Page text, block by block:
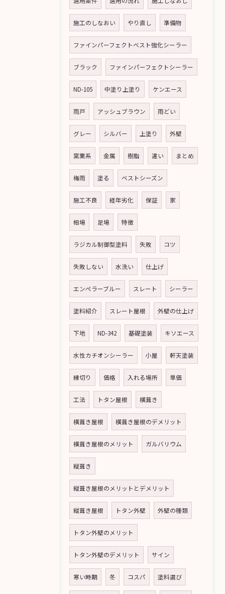
施工のしなおい やり直し 準備物
ファインパーフェクトベスト強化シーラー
ブラック ファインパーフェクトシーラー
ND-105 中塗り上塗り ケンエース
雨戸 アッシュブラウン 雨どい
グレー シルバー 上塗り 外壁
窯業系 金属 樹脂 違い まとめ
梅雨 塗る ベストシーズン
施工不良 経年劣化 保証 家
相場 足場 特徴
ラジカル制御型塗料 失敗 コツ
失敗しない 水洗い 仕上げ
エンペラーブルー スレート シーラー
塗料紹介 スレート屋根 外壁の仕上げ
下地 ND-342 基礎塗装 キソエース
水性カチオンシーラー 小屋 軒天塗装
縁切り 価格 入れる場所 単価
工法 トタン屋根 横葺き
横葺き屋根 横葺き屋根のデメリット
横葺き屋根のメリット ガルバリウム
縦葺き
縦葺き屋根のメリットとデメリット
縦葺き屋根 トタン外壁 外壁の種類
トタン外壁のメリット
トタン外壁のデメリット サイン
寒い時期 冬 コスパ 塗料選び